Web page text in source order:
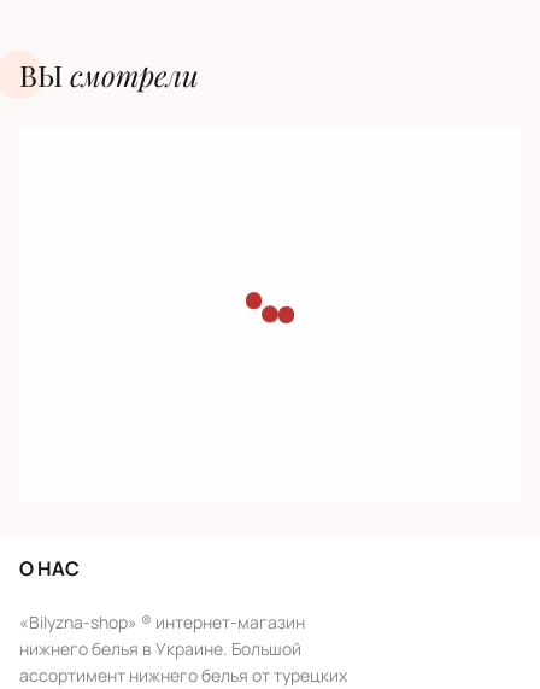
ВЫсмотрели
О НАС
«Bilyzna-shop» ® интернет-магазин
нижнего белья в Украине. Большой
ассортимент нижнего белья от турецких